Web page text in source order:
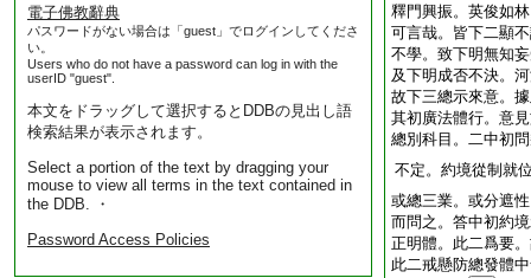
電子佛教辭典
パスワードがない場合は「guest」でログインしてくださ
い。
Users who do not have a password can log in with the
userID "guest".
本文をドラッグして選択するとDDBの見出し語
検索結果が表示されます。
Select a portion of the text by dragging your
mouse to view all terms in the text contained in
the DDB. ・
Password Access Policies
釋門興振。英俊如
可言哉。皆下二顯
不學。致下明無知
及下明成否不決。
故下三總示來意。
其初廣法體行。意
總別科目。二中初
不定。約境從制就
或總三業。或分遮
而問之。答中初約
正明體。此二爲要
此二戒懸防總發體